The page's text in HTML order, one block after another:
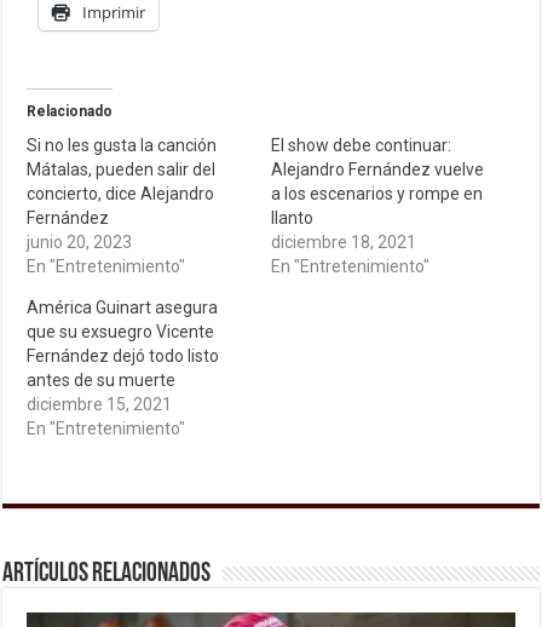
Imprimir
Relacionado
Si no les gusta la canción
Mátalas, pueden salir del
concierto, dice Alejandro
Fernández
junio 20, 2023
En "Entretenimiento"
El show debe continuar:
Alejandro Fernández vuelve
a los escenarios y rompe en
llanto
diciembre 18, 2021
En "Entretenimiento"
América Guinart asegura
que su exsuegro Vicente
Fernández dejó todo listo
antes de su muerte
diciembre 15, 2021
En "Entretenimiento"
Artículos relacionados